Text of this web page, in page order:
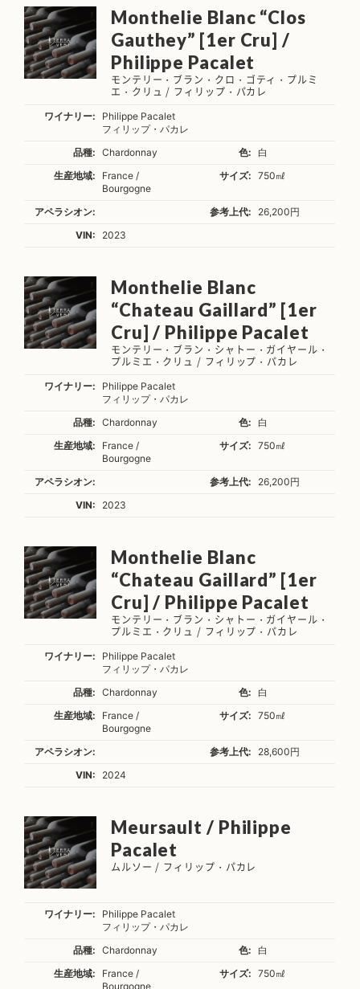
Monthelie Blanc “Clos
Gauthey” [1er Cru] /
Philippe Pacalet
モンテリー・ブラン・クロ・ゴティ・プルミ
エ・クリュ / フィリップ・パカレ
ワイナリー:
Philippe Pacalet
フィリップ・パカレ
品種:
Chardonnay 色:
白
生産地域:
France /
Bourgogne
サイズ: 750㎖
アペラシオン: 参考上代:
26,200円
VIN:
2023
Monthelie Blanc
“Chateau Gaillard” [1er
Cru] / Philippe Pacalet
モンテリー・ブラン・シャトー・ガイヤール・
プルミエ・クリュ / フィリップ・パカレ
ワイナリー:
Philippe Pacalet
フィリップ・パカレ
品種:
Chardonnay 色:
白
生産地域:
France /
Bourgogne
サイズ: 750㎖
アペラシオン: 参考上代:
26,200円
VIN:
2023
Monthelie Blanc
“Chateau Gaillard” [1er
Cru] / Philippe Pacalet
モンテリー・ブラン・シャトー・ガイヤール・
プルミエ・クリュ / フィリップ・パカレ
ワイナリー:
Philippe Pacalet
フィリップ・パカレ
品種:
Chardonnay 色:
白
生産地域:
France /
Bourgogne
サイズ: 750㎖
アペラシオン: 参考上代:
28,600円
VIN:
2024
Meursault / Philippe
Pacalet
ムルソー / フィリップ・パカレ
ワイナリー:
Philippe Pacalet
フィリップ・パカレ
品種:
Chardonnay 色:
白
生産地域:
France /
Bourgogne
サイズ: 750㎖